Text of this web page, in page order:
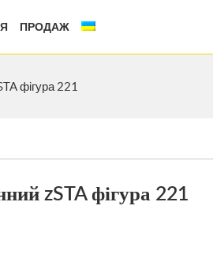
ПРОДАЖ
фігура 221
zSTA фігура 221